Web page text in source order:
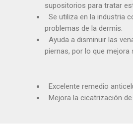
supositorios para tratar
Se utiliza en la industria
problemas de la dermis.
Ayuda a disminuir las
piernas, por lo que mejora
Excelente remedio
Mejora la cicatrización